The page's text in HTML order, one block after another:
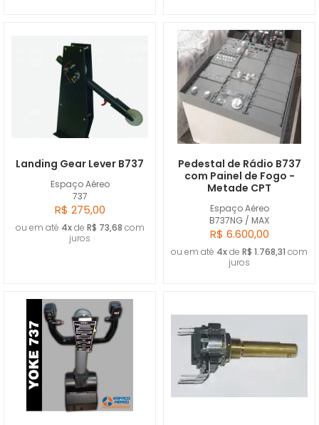
Espaço Aéreo
737
Landing Gear Lever B737
R$ 275,00
ou em até 4xde R$ 73,68 com
juros
Espaço Aéreo
B737NG / MAX
Pedestal de Rádio B737
com Painel de Fogo -
Metade CPT
R$ 6.600,00
ou em até 4xde R$ 1.768,31 com
juros